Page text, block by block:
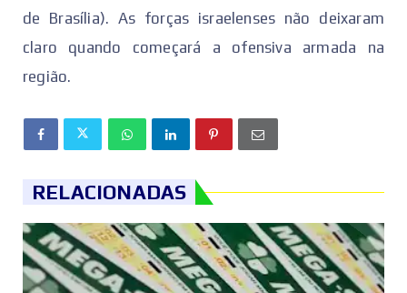
de Brasília). As forças israelenses não deixaram
claro quando começará a ofensiva armada na
região.
RELACIONADAS